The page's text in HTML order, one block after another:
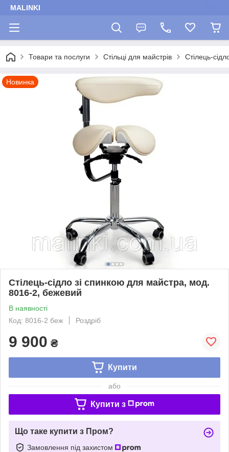
MALINKI
Товари та послуги Стільці для майстрів Стілець-
Новинка
Стілець-сідло зі спинкою для майстра, мод.
8016-2, бежевий
В наявності
Код: 8016-2 беж
Роздріб
9 900 ₴
Купити
або
Купити з
Що таке купити з Пром?
Замовлення під захистом